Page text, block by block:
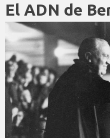
El ADN de